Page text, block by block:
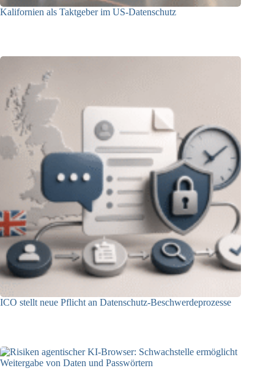
Kalifornien als Taktgeber im US-Datenschutz
ICO stellt neue Pflicht an Datenschutz-Beschwerdeprozesse